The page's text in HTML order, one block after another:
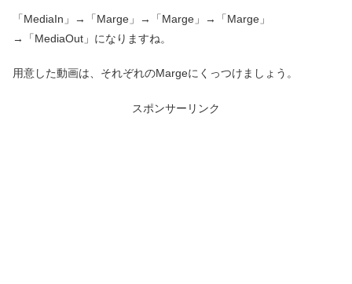
「MediaIn」→「Marge」→「Marge」→「Marge」
→「MediaOut」になりますね。
用意した動画は、それぞれのMargeにくっつけましょう。
スポンサーリンク